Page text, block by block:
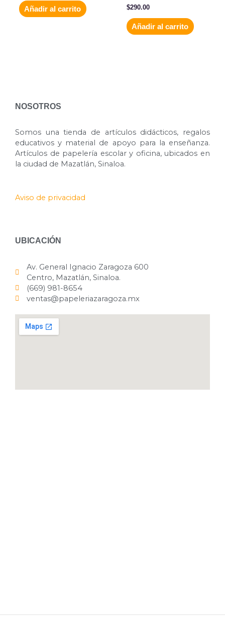
Añadir al carrito $290.00
Añadir al carrito
NOSOTROS
Somos una tienda de artículos didácticos, regalos
educativos y material de apoyo para la enseñanza.
Artículos de papelería escolar y oficina, ubicados en
la ciudad de Mazatlán, Sinaloa.
Aviso de privacidad
UBICACIÓN
Av. General Ignacio Zaragoza 600
Centro, Mazatlán, Sinaloa.
(669) 981-8654
ventas@papeleriazaragoza.mx